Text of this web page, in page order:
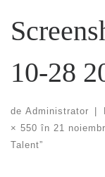
10-28
de Administrator |
× 550 în 21
Talent”